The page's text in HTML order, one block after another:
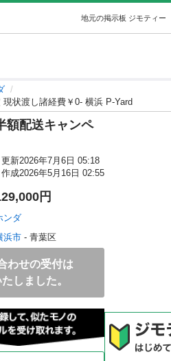
地元の掲示板 ジモティー
状渡し諸経費￥0- 横浜 P-Yard
額配送キャンペ
更新2026年7月6日 05:18
作成2026年5月16日 02:55
円
ンダ
浜市 - 青葉区
わせの受付は
しました。